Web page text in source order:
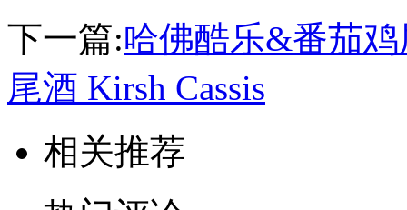
下一篇:哈佛酷乐&番茄
尾酒 Kirsh Cassis
相关推荐